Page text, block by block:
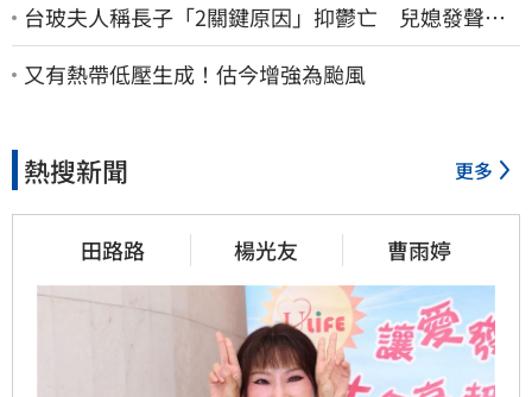
台玻夫人稱長子「2關鍵原因」抑鬱亡 兒媳發聲打
臉：我從來不信⋯
又有熱帶低壓生成！估今增強為颱風
熱搜新聞 更多
田路路 楊光友 曹雨婷